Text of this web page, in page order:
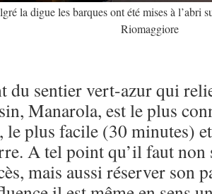
la digue les barques ont été mises à l’abri
Riomaggiore
du sentier vert-azur qui
Manarola, est le plus
plus facile (30 minutes)
A tel point qu’il faut non
mais aussi réserver son